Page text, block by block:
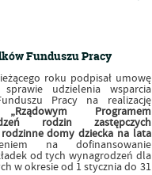
Funduszu Pracy
roku podpisał umowę
udzielenia wsparcia
Pracy na realizację
Programem
rodzin zastępczych
domy dziecka na lata
na dofinansowanie
od tych wynagrodzeń dla
w okresie od 1 stycznia do 31